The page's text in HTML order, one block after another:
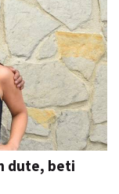
dute, beti